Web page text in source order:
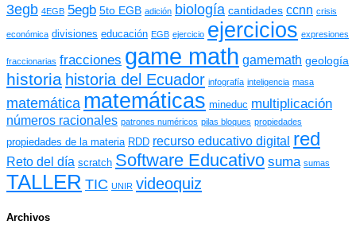
3egb 4EGB 5egb 5to EGB adición biología cantidades ccnn crisis
económica divisiones educación EGB ejercicio ejercicios expresiones
fraccionarias fracciones game math gamemath geología
historia historia del Ecuador infografía inteligencia masa
matemática matemáticas mineduc multiplicación
números racionales patrones numéricos pilas bloques propiedades
propiedades de la materia RDD recurso educativo digital red
Reto del día scratch Software Educativo suma sumas
TALLER TIC UNIR videoquiz
Archivos